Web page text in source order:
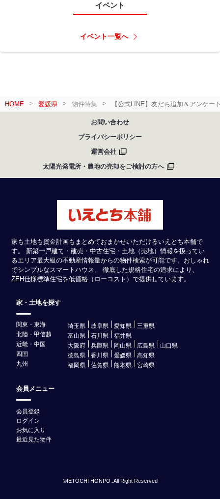
イベント
イベント一覧へ
HOME 愛媛県 物件特集 【公式LINE】友だち追加＆アンケー
お問い合わせ
プライバシーポリシー
運営会社
太陽光発電所・農地の売却をご検討の方へ
家も土地も資金計画もまとめておまかせいただけるいえとち本舗で
す。 新築一戸建て・建売・中古住宅・土地（売地）情報を扱ってい
るエリア最大級の不動産情報量からの物件検索が可能です。おしゃれ
でシンプルなスマートハウス。 徹底した規格住宅の追求により、
ZEH仕様標準住宅を低価格（ローコスト）で提供しています。
家・土地を探す
関東・東海 埼玉県 岐阜県 愛知県
三重県
北陸・甲信越
富山県 石川県
福井県
近畿・中国
大阪府 兵庫県 岡山県 広島県
山口県
四国
徳島県 香川県 愛媛県
高知県
九州
福岡県 佐賀県 熊本県 宮崎県
会員メニュー
会員登録
ログイン
お気に入り
最近見た物件
©IETOCHI HONPO .All Right Reserved